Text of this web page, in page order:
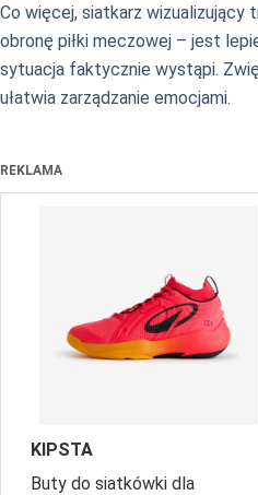
Co więcej, siatkarz wizualizujący
obronę piłki meczowej – jest
sytuacja faktycznie wystąpi.
ułatwia zarządzanie emocjami.
REKLAMA
KIPSTA
Buty do siatkówki dla